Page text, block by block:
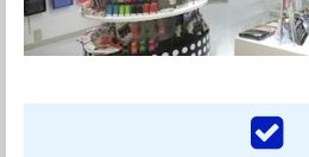
店です。駅近ですので同じく西口